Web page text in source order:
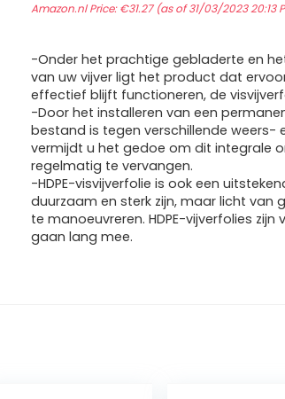
Amazon.nl Price:€31.27(as of 31/03/2023 20:13
-Onder het prachtige gebladerte en
van uw vijver ligt het product dat
effectief blijft functioneren, de
-Door het installeren van een
bestand is tegen verschillende weers-
vermijdt u het gedoe om dit integrale
regelmatig te vervangen.
-HDPE-visvijverfolie is ook een
duurzaam en sterk zijn, maar licht van
te manoeuvreren. HDPE-vijverfolies zijn
gaan lang mee.